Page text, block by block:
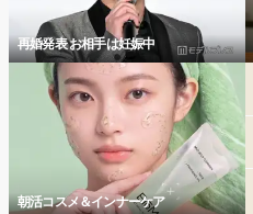
再婚発表 お相手は妊娠中
朝活コスメ＆インナーケア